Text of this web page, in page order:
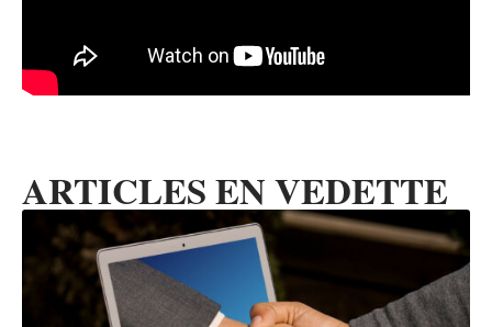
ARTICLES EN VEDETTE